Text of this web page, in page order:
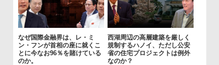
なぜ国際金融界は、レ・ミ
ン・フンが首相の座に就くこ
とに今なお96％を賭けている
のか。
西湖周辺の高層建築を厳しく
規制するハノイ、ただし公安
省の住宅プロジェクトは例外
なのか？